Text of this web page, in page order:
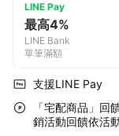
LINE Pay
最高4%
LINE Bank
單筆滿額
支援LINE Pay
「宅配商品」
銷活動回饋依活